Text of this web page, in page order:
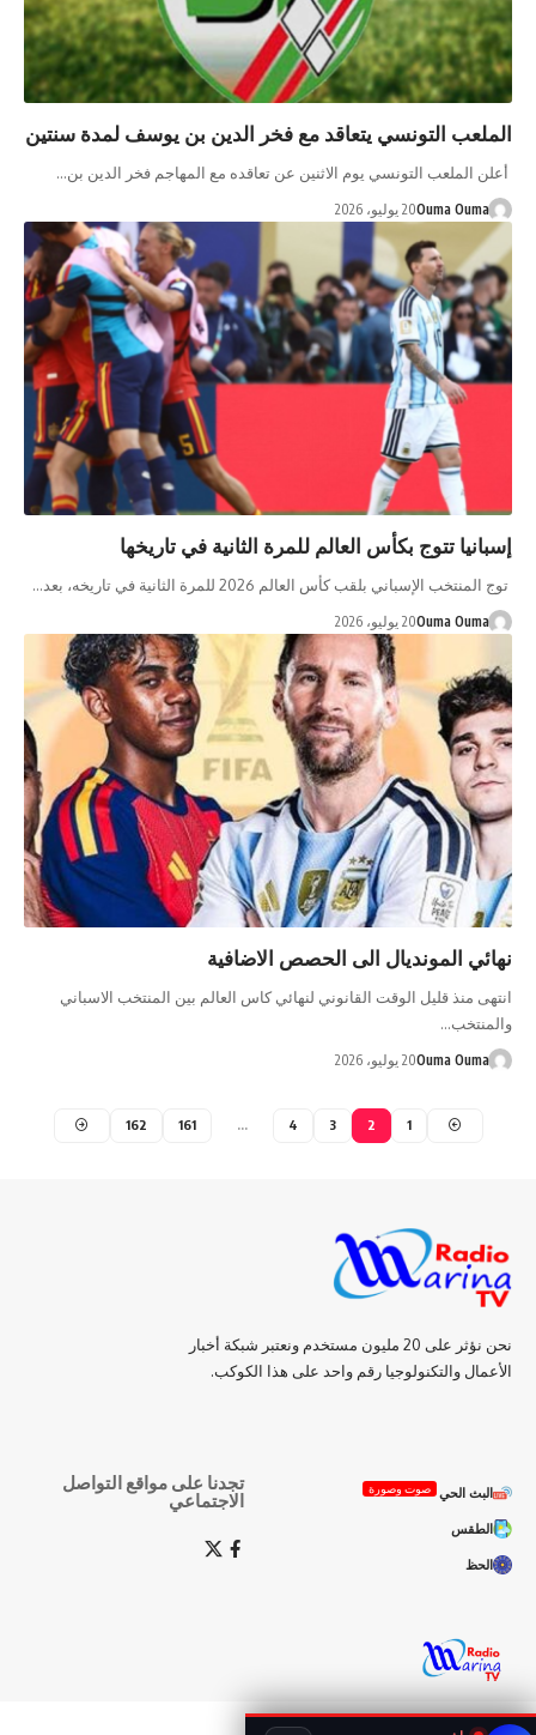
الملعب التونسي يتعاقد مع فخر الدين بن يوسف لمدة سنتين
أعلن الملعب التونسي يوم الاثنين عن تعاقده مع المهاجم فخر الدين بن…
Ouma Ouma20 يوليو، 2026
إسبانيا تتوج بكأس العالم للمرة الثانية في تاريخها
توج المنتخب الإسباني بلقب كأس العالم 2026 للمرة الثانية في تاريخه، بعد…
Ouma Ouma20 يوليو، 2026
نهائي المونديال الى الحصص الاضافية
انتهى منذ قليل الوقت القانوني لنهائي كاس العالم بين المنتخب الاسباني
والمنتخب…
Ouma Ouma20 يوليو، 2026
1
2
3
4
…
161
162
نحن نؤثر على 20 مليون مستخدم ونعتبر شبكة أخبار
الأعمال والتكنولوجيا رقم واحد على هذا الكوكب.
البث الحي صوت وصورة
الطقس
الحظ
تجدنا على مواقع التواصل
الاجتماعي